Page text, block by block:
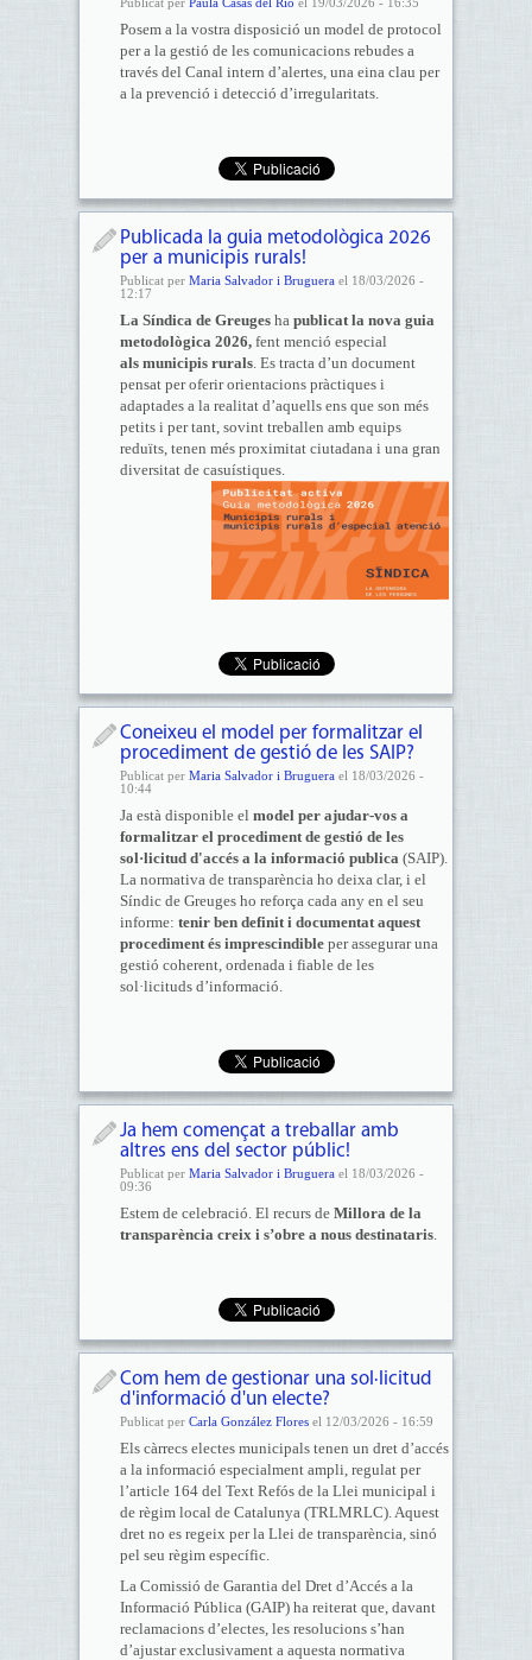
Posem a la vostra disposició un model de protocol
per a la gestió de les comunicacions rebudes a
través del Canal intern d’alertes, una eina clau per
a la prevenció i detecció d’irregularitats.
Publicada la guia metodològica 2026
per a municipis rurals!
Publicat per Maria Salvador i Bruguerael 18/03/2026 -
12:17
La Síndica de Greugesha publicat la nova guia
metodològica 2026, fent menció especial
als municipis rurals. Es tracta d’un document
pensat per oferir orientacions pràctiques i
adaptades a la realitat d’aquells ens que son més
petits i per tant, sovint treballen amb equips
reduïts, tenen més proximitat ciutadana i una gran
diversitat de casuístiques.
Coneixeu el model per formalitzar el
procediment de gestió de les SAIP?
Publicat per Maria Salvador i Bruguerael 18/03/2026 -
10:44
Ja està disponible el model per ajudar-vos a
formalitzar el procediment de gestió de les
sol·licitud d'accés a la informació publica(SAIP).
La normativa de transparència ho deixa clar, i el
Síndic de Greuges ho reforça cada any en el seu
informe: tenir ben definit i documentat aquest
procediment és imprescindibleper assegurar una
gestió coherent, ordenada i fiable de les
sol·licituds d’informació.
Ja hem començat a treballar amb
altres ens del sector públic!
Publicat per Maria Salvador i Bruguerael 18/03/2026 -
09:36
Estem de celebració. El recurs de Millora de la
transparència creix i s’obre a nous destinataris.
Com hem de gestionar una sol·licitud
d'informació d'un electe?
Publicat per Carla González Floresel 12/03/2026 - 16:59
Els càrrecs electes municipals tenen un dret d’accés
a la informació especialment ampli, regulat per
l’article 164 del Text Refós de la Llei municipal i
de règim local de Catalunya (TRLMRLC). Aquest
dret no es regeix per la Llei de transparència, sinó
pel seu règim específic.
La Comissió de Garantia del Dret d’Accés a la
Informació Pública (GAIP) ha reiterat que, davant
reclamacions d’electes, les resolucions s’han
d’ajustar exclusivament a aquesta normativa